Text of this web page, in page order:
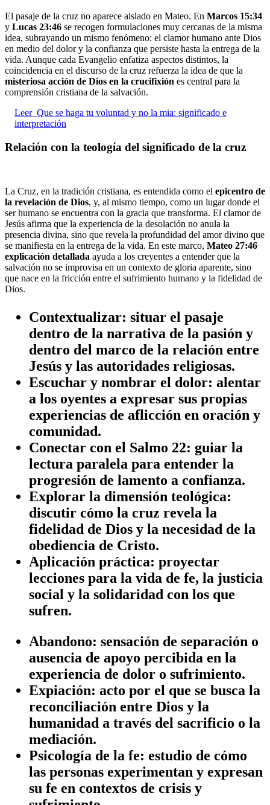
El pasaje de la cruz no aparece aislado en Mateo. En Marcos 15:34
y Lucas 23:46 se recogen formulaciones muy cercanas de la misma
idea, subrayando un mismo fenómeno: el clamor humano ante Dios
en medio del dolor y la confianza que persiste hasta la entrega de la
vida. Aunque cada Evangelio enfatiza aspectos distintos, la
coincidencia en el discurso de la cruz refuerza la idea de que la
misteriosa acción de Dios en la crucifixión es central para la
comprensión cristiana de la salvación.
Leer Que se haga tu voluntad y no la mia: significado e
interpretación
Relación con la teología del significado de la cruz
La Cruz, en la tradición cristiana, es entendida como el epicentro de
la revelación de Dios, y, al mismo tiempo, como un lugar donde el
ser humano se encuentra con la gracia que transforma. El clamor de
Jesús afirma que la experiencia de la desolación no anula la
presencia divina, sino que revela la profundidad del amor divino que
se manifiesta en la entrega de la vida. En este marco, Mateo 27:46
explicación detallada ayuda a los creyentes a entender que la
salvación no se improvisa en un contexto de gloria aparente, sino
que nace en la fricción entre el sufrimiento humano y la fidelidad de
Dios.
Contextualizar: situar el pasaje
dentro de la narrativa de la pasión y
dentro del marco de la relación entre
Jesús y las autoridades religiosas.
Escuchar y nombrar el dolor: alentar
a los oyentes a expresar sus propias
experiencias de aflicción en oración y
comunidad.
Conectar con el Salmo 22: guiar la
lectura paralela para entender la
progresión de lamento a confianza.
Explorar la dimensión teológica:
discutir cómo la cruz revela la
fidelidad de Dios y la necesidad de la
obediencia de Cristo.
Aplicación práctica: proyectar
lecciones para la vida de fe, la justicia
social y la solidaridad con los que
sufren.
Abandono: sensación de separación o
ausencia de apoyo percibida en la
experiencia de dolor o sufrimiento.
Expiación: acto por el que se busca la
reconciliación entre Dios y la
humanidad a través del sacrificio o la
mediación.
Psicología de la fe: estudio de cómo
las personas experimentan y expresan
su fe en contextos de crisis y